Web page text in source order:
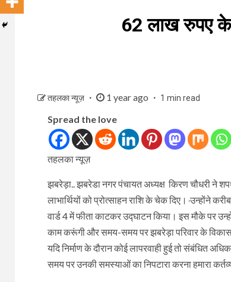
62 लाख रुपए के
तहलका न्यूज़ 1 year ago 1 min read
Spread the love
तहलका न्यूज़
झबरेड़ा.. झबरेडा नगर पंचायत अध्यक्ष किरण चौधरी ने
लाभार्थियों को प्रोत्साहन राशि के चेक दिए। उन्होंने
वार्ड 4 में फीता काटकर उद्घाटन किया। इस मौके पर
काम करूंगी और समय-समय पर झबरेड़ा परिवार के विकास
यदि निर्माण के दौरान कोई लापरवाही हुई तो संबंधित
समय पर उनकी समस्याओं का निपटारा करना हमारा